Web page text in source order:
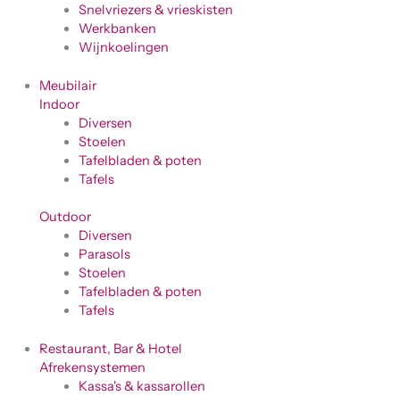
Snelvriezers & vrieskisten
Werkbanken
Wijnkoelingen
Meubilair
Indoor
Diversen
Stoelen
Tafelbladen & poten
Tafels
Outdoor
Diversen
Parasols
Stoelen
Tafelbladen & poten
Tafels
Restaurant, Bar & Hotel
Afrekensystemen
Kassa's & kassarollen